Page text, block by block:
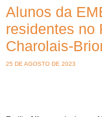
Alunos da
residentes no
Charolais-
25 DE AGOSTO DE 2023